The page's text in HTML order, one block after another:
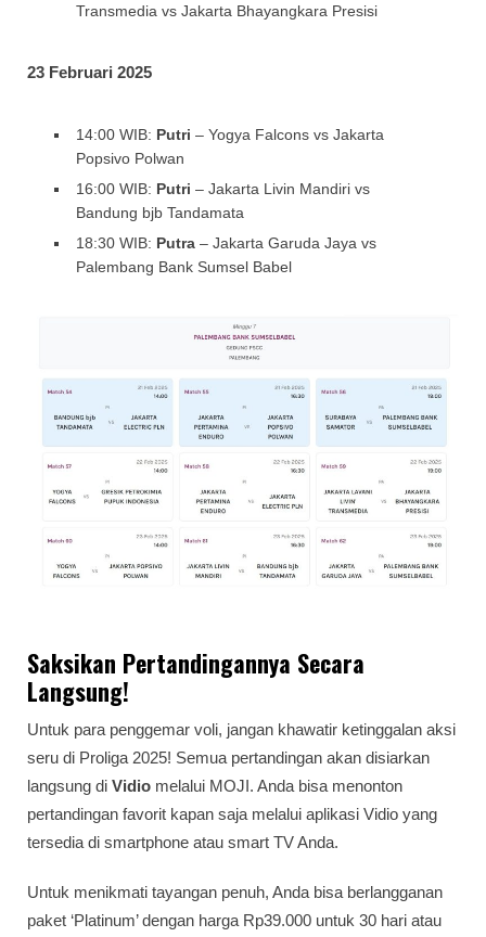
Transmedia vs Jakarta Bhayangkara Presisi
23 Februari 2025
14:00 WIB: Putri – Yogya Falcons vs Jakarta
Popsivo Polwan
16:00 WIB: Putri – Jakarta Livin Mandiri vs
Bandung bjb Tandamata
18:30 WIB: Putra – Jakarta Garuda Jaya vs
Palembang Bank Sumsel Babel
Saksikan Pertandingannya Secara
Langsung!
Untuk para penggemar voli, jangan khawatir ketinggalan aksi
seru di Proliga 2025! Semua pertandingan akan disiarkan
langsung di Vidio melalui MOJI. Anda bisa menonton
pertandingan favorit kapan saja melalui aplikasi Vidio yang
tersedia di smartphone atau smart TV Anda.
Untuk menikmati tayangan penuh, Anda bisa berlangganan
paket ‘Platinum’ dengan harga Rp39.000 untuk 30 hari atau